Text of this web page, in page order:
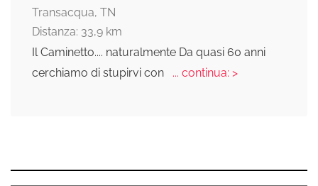
Transacqua, TN
Distanza: 33,9 km
Il Caminetto.... naturalmente Da quasi 60 anni
cerchiamo di stupirvi con
... continua: >